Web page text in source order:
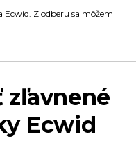
Ecwid. Z odberu sa môžem
zľavnené
Ecwid